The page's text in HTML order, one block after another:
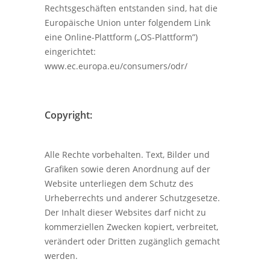
Rechtsgeschäften entstanden sind, hat die
Europäische Union unter folgendem Link
eine Online-Plattform („OS-Plattform”)
eingerichtet:
www.ec.europa.eu/consumers/odr/
Copyright:
Alle Rechte vorbehalten. Text, Bilder und
Grafiken sowie deren Anordnung auf der
Website unterliegen dem Schutz des
Urheberrechts und anderer Schutzgesetze.
Der Inhalt dieser Websites darf nicht zu
kommerziellen Zwecken kopiert, verbreitet,
verändert oder Dritten zugänglich gemacht
werden.